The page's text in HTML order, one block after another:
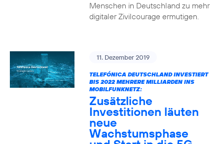
Menschen in Deutschland zu mehr
digitaler Zivilcourage ermutigen.
11. Dezember 2019
TELEFÓNICA DEUTSCHLAND INVESTIERT
BIS 2022 MEHRERE MILLIARDEN INS
MOBILFUNKNETZ:
Zusätzliche
Investitionen läuten
neue
Wachstumsphase